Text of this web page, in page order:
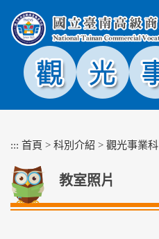
塊
::: 首頁 > 科別介紹 > 觀光事業科
教室照片